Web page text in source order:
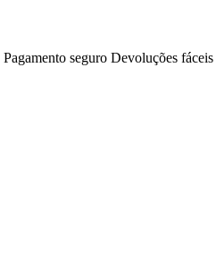
Pagamento seguro Devoluções fáceis